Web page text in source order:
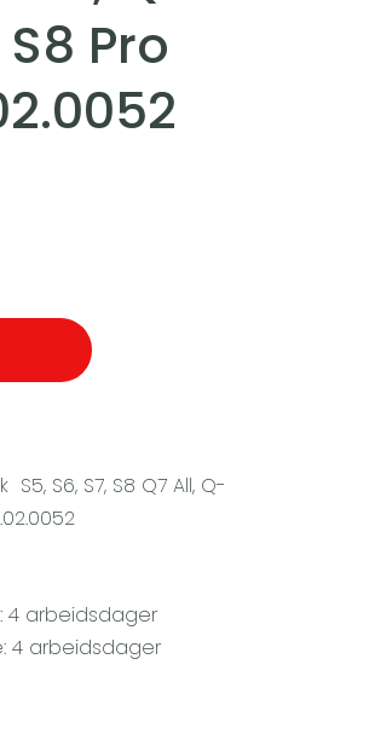
Pro
S6, S7, S8 Q7 All, Q-
4 arbeidsdager
4 arbeidsdager